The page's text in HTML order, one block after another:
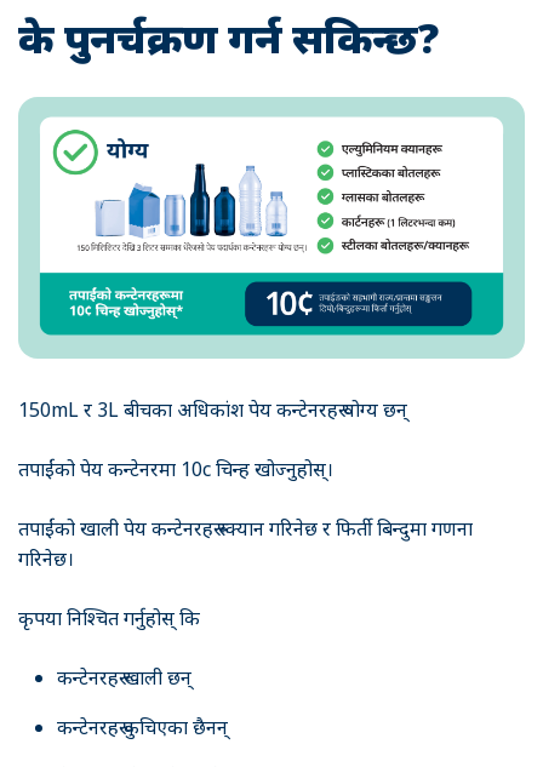
के पुनर्चक्रण गर्न सकिन्छ?
150mL र 3L बीचका अधिकांश पेय कन्टेनरहरू योग्य छन्
तपाईंको पेय कन्टेनरमा 10c चिन्ह खोज्नुहोस्।
तपाईंको खाली पेय कन्टेनरहरू स्क्यान गरिनेछ र फिर्ती बिन्दुमा गणना
गरिनेछ।
कृपया निश्चित गर्नुहोस् कि
कन्टेनरहरू खाली छन्
कन्टेनरहरू कुचिएका छैनन्